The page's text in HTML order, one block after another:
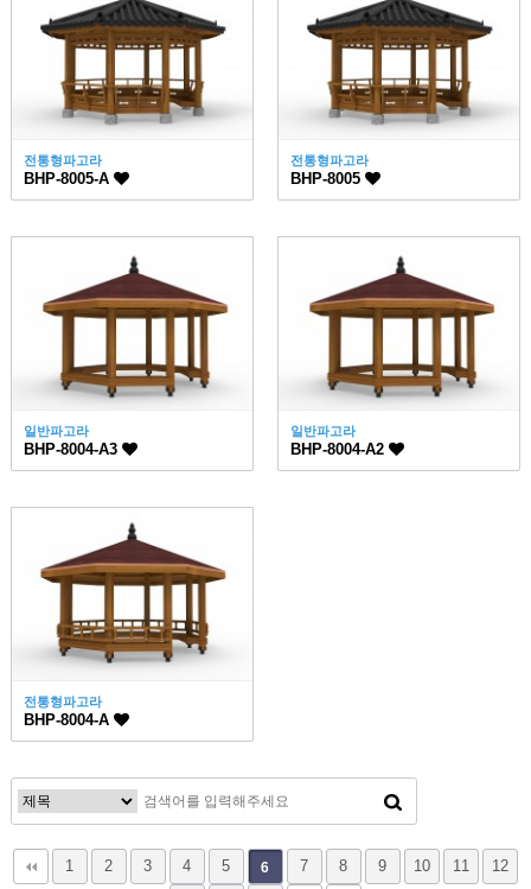
전통형파고라
BHP-8005-A
전통형파고라
BHP-8005
일반파고라
BHP-8004-A3
일반파고라
BHP-8004-A2
전통형파고라
BHP-8004-A
1 2 3 4 5 6 7 8 9 10 11 12